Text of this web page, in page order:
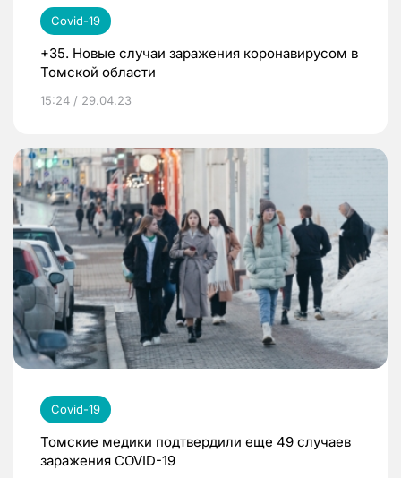
Covid-19
+35. Новые случаи заражения коронавирусом в
Томской области
15:24 / 29.04.23
Covid-19
Томские медики подтвердили еще 49 случаев
заражения COVID-19